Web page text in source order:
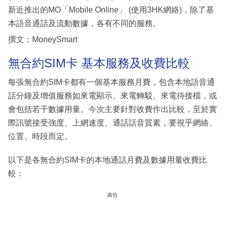
新近推出的MO「Mobile Online」 (使用3HK網絡)，除了基
本語音通話及流動數據，各有不同的服務。
撰文：MoneySmart
無合約SIM卡 基本服務及收費比較
每張無合約SIM卡都有一個基本服務月費，包含本地語音通
話分鐘及增值服務如來電顯示、來電轉駁、來電待接檔，或
會包括若干數據用量。今次主要針對收費作出比較，至於實
際訊號接受強度、上網速度、通話話音質素，要視乎網絡、
位置、時段而定。
以下是各無合約SIM卡的本地通話月費及數據用量收費比
較：
廣告